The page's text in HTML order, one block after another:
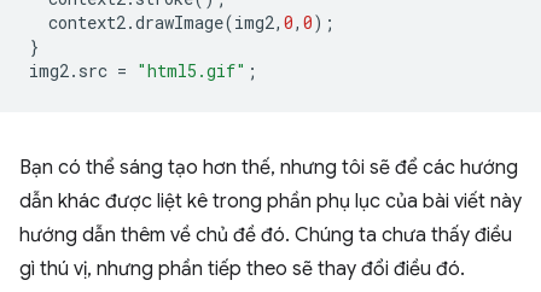
context2.drawImage(img2, 0, 0);
}
img2. src = "html5.gif" ;
Bạn có thể sáng tạo hơn thế, nhưng tôi sẽ để các hướng
dẫn khác được liệt kê trong phần phụ lục của bài viết này
hướng dẫn thêm về chủ đề đó. Chúng ta chưa thấy điều
gì thú vị, nhưng phần tiếp theo sẽ thay đổi điều đó.